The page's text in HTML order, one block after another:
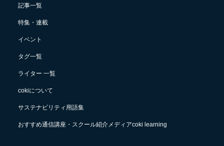
記事一覧
特集・連載
イベント
タグ一覧
ライター 一覧
cokiについて
サステナビリティ用語集
おすすめ通信講座・スクール紹介メディアcoki learning